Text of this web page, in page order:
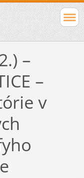
–
–
v